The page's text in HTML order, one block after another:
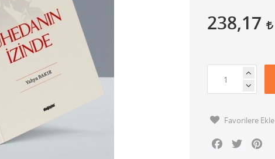
238,17
Favorilere Ekle
Facebook
Twitter